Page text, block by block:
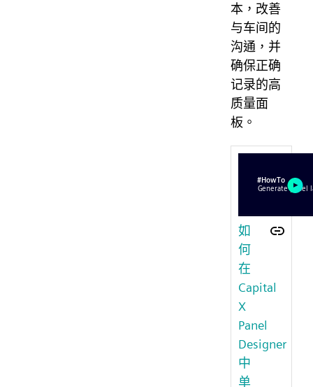
本，改善
与车间的
沟通，并
确保正确
记录的高
质量面
板。
如
何
在
Capital
X
Panel
Designer
中
单